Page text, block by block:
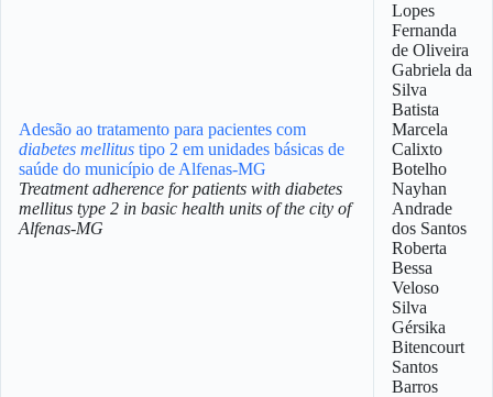
Adesão ao tratamento para pacientes com
diabetes mellitus tipo 2 em unidades básicas de
saúde do município de Alfenas-MG
Treatment adherence for patients with diabetes
mellitus type 2 in basic health units of the city of
Alfenas-MG
Lopes
Fernanda
de Oliveira
Gabriela da
Silva
Batista
Marcela
Calixto
Botelho
Nayhan
Andrade
dos Santos
Roberta
Bessa
Veloso
Silva
Gérsika
Bitencourt
Santos
Barros